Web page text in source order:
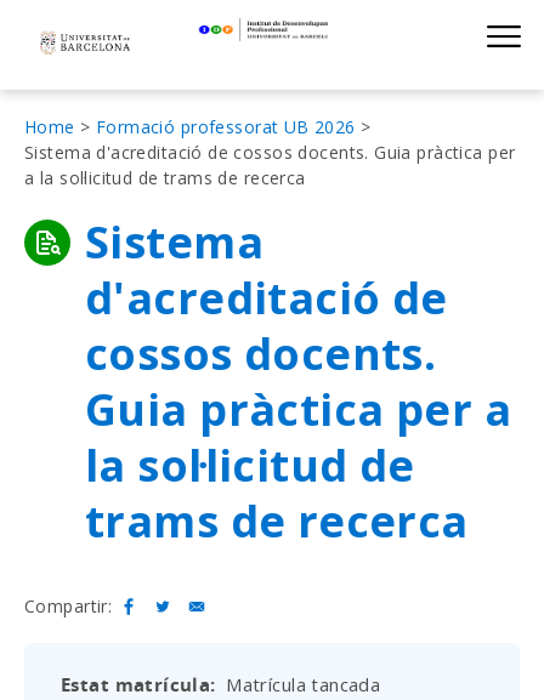
navigation
Institut de
Fil
d'Ariadna
Home
Formació professorat UB 2026
Sistema d'acreditació de cossos docents. Guia pràctica per
a la sol·licitud de trams de recerca
Sistema
d'acreditació de
cossos docents.
Guia pràctica per a
la sol·licitud de
trams de recerca
Compartir:
Estat matrícula Matrícula tancada